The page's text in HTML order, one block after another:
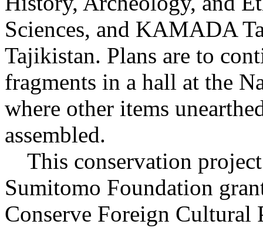
Sciences, and KAMADA
Tajikistan. Plans are to
fragments in a hall at the
where other items
assembled.
This conservation
Sumitomo Foundation
Conserve Foreign Cultural